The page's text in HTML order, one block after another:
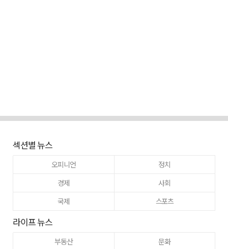
섹션별 뉴스
오피니언
정치
경제
사회
국제
스포츠
라이프 뉴스
부동산
문화